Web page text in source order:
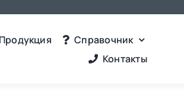
Справочник
Контакты